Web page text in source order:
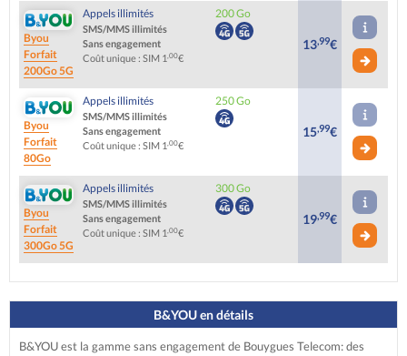
Byou
Forfait
200Go 5G
Appels illimités
SMS/MMS illimités
Sans engagement
Coût unique : SIM 1 ,00€
200 Go
13,99€
Byou
Forfait
80Go
Appels illimités
SMS/MMS illimités
Sans engagement
Coût unique : SIM 1 ,00€
250 Go
15,99€
Byou
Forfait
300Go 5G
Appels illimités
SMS/MMS illimités
Sans engagement
Coût unique : SIM 1 ,00€
300 Go
19,99€
B&YOU en détails
B&YOU est la gamme sans engagement de Bouygues Telecom: des